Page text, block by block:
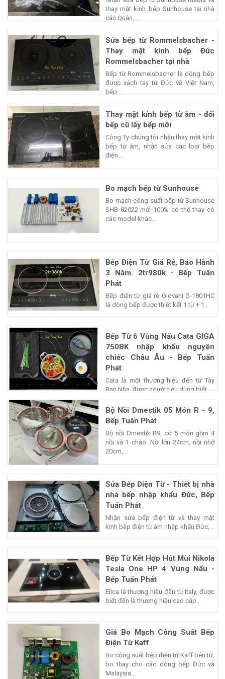
thay mặt kính bếp Sunhouse tại nhà
các Quận,...
Sửa bếp từ Rommelsbacher -
Thay mặt kính bếp Đức
Rommelsbacher tại nhà
Bếp từ Rommelsbacher là dòng bếp
được xách tay từ Đức về Việt Nam,
bếp...
Thay mặt kính bếp từ âm - đổi
bếp cũ lấy bếp mới
Công Ty chúng tôi nhận thay mặt kính
bếp từ âm, nhận sửa các loại bếp
điện...
Bo mạch bếp từ Sunhouse
Bo mạch công suất bếp từ Sunhouse
SHB 82022 mới 100% có thể thay có
các model khác...
Bếp Điện Từ Giá Rẻ, Bảo Hành
3 Năm. 2tr980k - Bếp Tuấn
Phát
Bếp điện từ giá rẻ Giovani G-1801HC
là dòng bếp được thiết kết 1 từ + 1...
Bếp Từ 6 Vùng Nấu Cata GIGA
750BK nhập khẩu nguyên
chiếc Châu Âu - Bếp Tuấn
Phát
Cata là một thương hiệu đến từ Tây
Ban Nha, được người tiêu dùng biết...
Bộ Nồi Dmestik 05 Món R - 9,
Bếp Tuấn Phát
Bộ nồi Dmestik R9, có 5 món gồm 4
nồi và 1 chảo. Nồi lớn 24cm, nồi nhỡ
20cm,...
Sửa Bếp Điện Từ - Thiết bị nhà
nhà bếp nhập khẩu Đức, Bếp
Tuấn Phát
Nhận sửa bếp điện từ và thay mặt
kính bếp điện từ âm nhập khẩu Đức,...
Bếp Từ Kết Hợp Hút Mùi Nikola
Tesla One HP 4 Vùng Nấu -
Bếp Tuấn Phát
Elica là thương hiệu đến từ Italy, được
biết đến là thương hiệu cao cấp...
Giá Bo Mạch Công Suất Bếp
Điện Từ Kaff
Bo công suất bếp điện từ Kaff bên từ,
bo thay cho các dòng bếp Đức và
Malaysia...